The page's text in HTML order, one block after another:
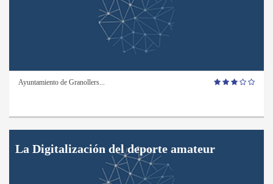
Ayuntamiento de Granollers...
La Digitalización del deporte amateur